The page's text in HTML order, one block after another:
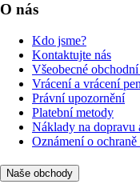
O nás
Kdo jsme?
Kontaktujte nás
Všeobecné
Vrácení a vrácení
Právní upozornění
Platební metody
Náklady na dopravu
Oznámení o
Naše obchody